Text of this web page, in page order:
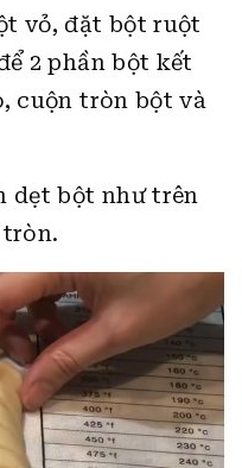
vỏ, đặt bột ruột
2 phần bột kết
cuộn tròn bột và
dẹt bột như trên
tròn.